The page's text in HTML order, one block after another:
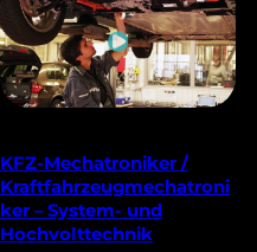
KFZ-Mechatroniker /
Kraftfahrzeugmechatroni
ker – System- und
Hochvolttechnik